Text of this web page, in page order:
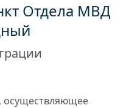
Отдела МВД
осуществляющее